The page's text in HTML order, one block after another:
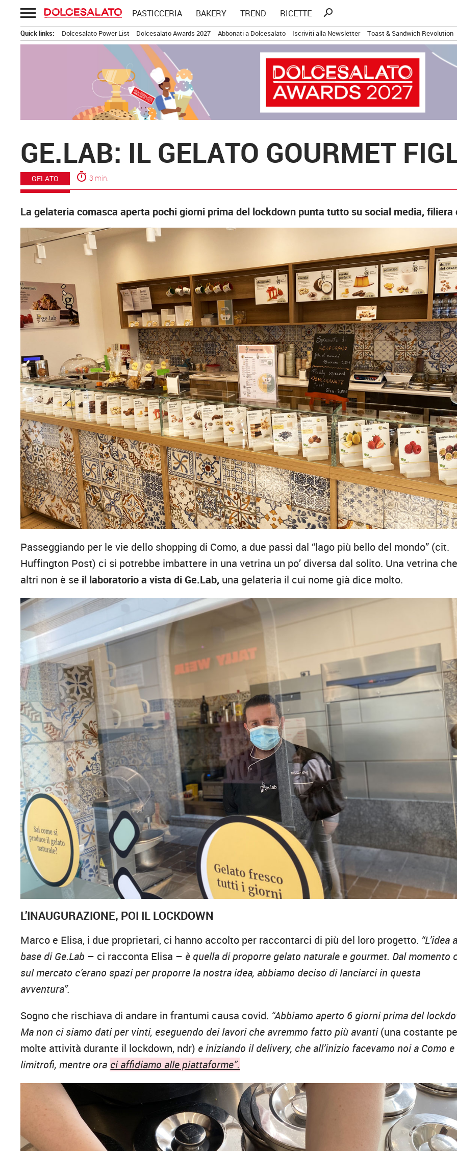
Passa
al
contenuto
PASTICCERIA BAKERY TREND RICETTE
Ricerca
search
Quick links: Dolcesalato Power List Dolcesalato Awards 2027 Abbonati a Dolcesalato Iscriviti alla Newsletter Toast & Sandwich Revolution
GE.LAB: IL GELATO GOURMET
GELATO timer 3 min.
La gelateria comasca aperta pochi giorni prima del lockdown punta tutto su social media,
Passeggiando per le vie dello shopping di Como, a due passi dal “lago più bello del mondo” (cit.
Huffington Post) ci si potrebbe imbattere in una vetrina un po’ diversa dal solito. Una vetrina
altri non è se il laboratorio a vista di Ge.Lab, una gelateria il cui nome già dice molto.
L’INAUGURAZIONE, POI IL LOCKDOWN
Marco e Elisa, i due proprietari, ci hanno accolto per raccontarci di più del loro progetto. “L’idea
base di Ge.Lab – ci racconta Elisa – è quella di proporre gelato naturale e gourmet. Dal momento
sul mercato c’erano spazi per proporre la nostra idea, abbiamo deciso di lanciarci in questa
avventura”.
Sogno che rischiava di andare in frantumi causa covid. “Abbiamo aperto 6 giorni prima del
Ma non ci siamo dati per vinti, eseguendo dei lavori che avremmo fatto più avanti(una costante
molte attività durante il lockdown, ndr) e iniziando il delivery, che all’inizio facevamo noi a Como e
limitrofi, mentre ora ci affidiamo alle piattaforme”.